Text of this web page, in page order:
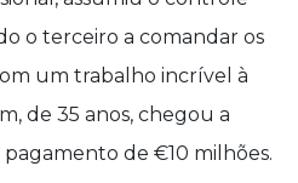
o terceiro a comandar os
um trabalho incrível à
de 35 anos, chegou a
de €10 milhões.